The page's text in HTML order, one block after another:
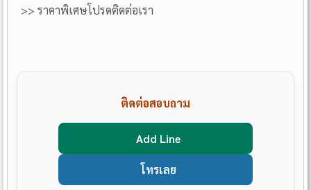
>> ราคาพิเศษโปรดติดต่อเรา
ติดต่อสอบถาม
Add Line
โทรเลย